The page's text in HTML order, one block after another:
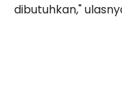
dibutuhkan,"